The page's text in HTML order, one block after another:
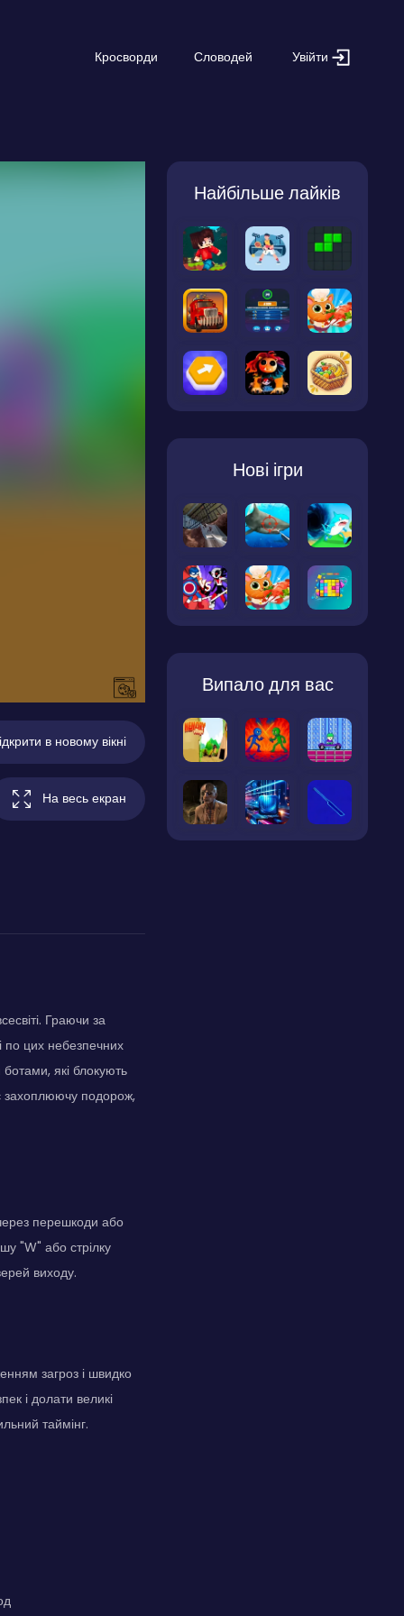
Кросворди Словодей Увійти
в новому вікні
На весь екран
Граючи за
по цих небезпечних
які блокують
захоплюючу подорож,
перешкоди або
"W" або стрілку
виходу.
загроз і швидко
і долати великі
таймінг.
Найбільше лайків
Нові ігри
Випало для вас